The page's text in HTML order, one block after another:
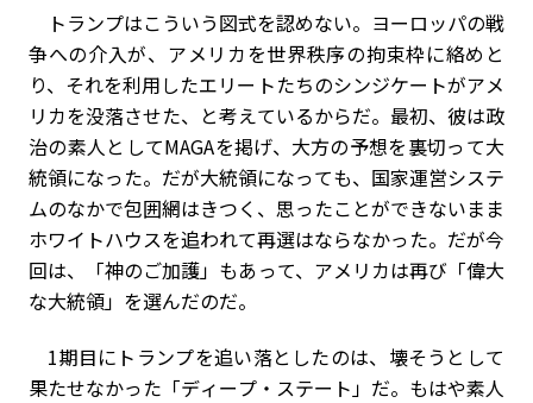
トランプはこういう図式を認めない。ヨーロッパの戦
争への介入が、アメリカを世界秩序の拘束枠に絡めと
り、それを利用したエリートたちのシンジケートがアメ
リカを没落させた、と考えているからだ。最初、彼は政
治の素人としてMAGAを掲げ、大方の予想を裏切って大
統領になった。だが大統領になっても、国家運営システ
ムのなかで包囲網はきつく、思ったことができないまま
ホワイトハウスを追われて再選はならなかった。だが今
回は、「神のご加護」もあって、アメリカは再び「偉大
な大統領」を選んだのだ。
1期目にトランプを追い落としたのは、壊そうとして
果たせなかった「ディープ・ステート」だ。もはや素人